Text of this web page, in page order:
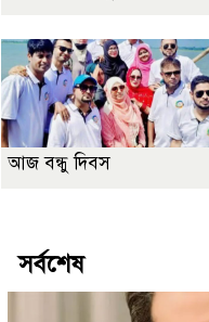
আজ বন্ধু দিবস
সর্বশেষ